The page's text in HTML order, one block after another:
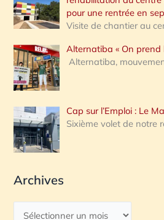
pour une rentrée en
Visite de chantier au
Alternatiba « On prend
Alternatiba,
Cap sur l’Emploi : Le
Sixième volet de notre
Archives